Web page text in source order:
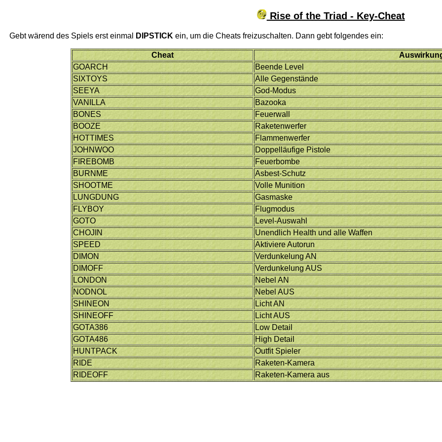
Rise of the Triad - Key-Cheat
Gebt wärend des Spiels erst einmal DIPSTICK ein, um die Cheats freizuschalten. Dann gebt folgendes ein:
Cheat
GOARCH
Beende Level
SIXTOYS
Alle Gegenstände
SEEYA
God-Modus
VANILLA
Bazooka
BONES
Feuerwall
BOOZE
Raketenwerfer
HOTTIMES
Flammenwerfer
JOHNWOO
Doppelläufige Pistole
FIREBOMB
Feuerbombe
BURNME
Asbest-Schutz
SHOOTME
Volle Munition
LUNGDUNG
Gasmaske
FLYBOY
Flugmodus
GOTO
Level-Auswahl
CHOJIN
Unendlich Health und alle Waffen
SPEED
Aktiviere Autorun
DIMON
Verdunkelung AN
DIMOFF
Verdunkelung AUS
LONDON
Nebel AN
NODNOL
Nebel AUS
SHINEON
Licht AN
SHINEOFF
Licht AUS
GOTA386
Low Detail
GOTA486
High Detail
HUNTPACK
Outfit Spieler
RIDE
Raketen-Kamera
RIDEOFF
Raketen-Kamera aus